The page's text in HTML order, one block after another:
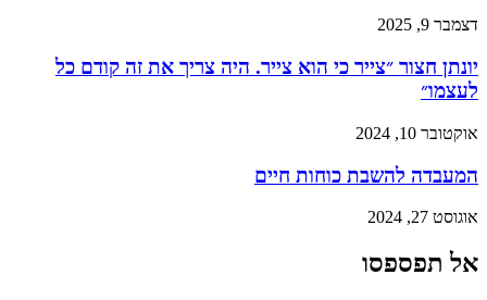
דצמבר 9, 2025
יונתן חצור ״צייר כי הוא צייר. היה צריך את זה קודם כל
לעצמו״
אוקטובר 10, 2024
המעבדה להשבת כוחות חיים
אוגוסט 27, 2024
אל תפספסו